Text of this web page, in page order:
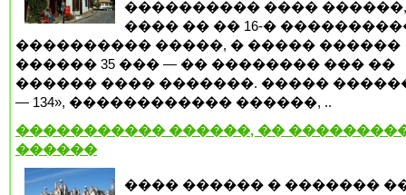
���������� ����
���� �� �� 16-�
���������� �����, � ����� ������
������ 35 ��� — �� �������� ��� ��
������ ���� �������. �����
— 134», ������������ ������, ..
����������� ������, ��
������
���� ������ � �������